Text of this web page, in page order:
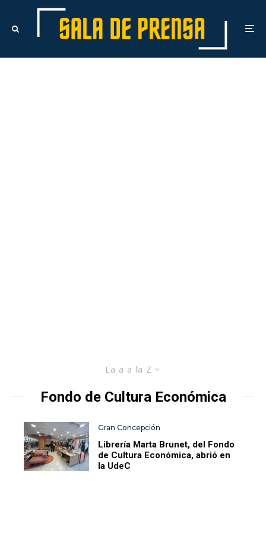
La a a la Z
Fondo de Cultura Económica
Gran Concepción
Librería Marta Brunet, del Fondo
de Cultura Económica, abrió en
la UdeC